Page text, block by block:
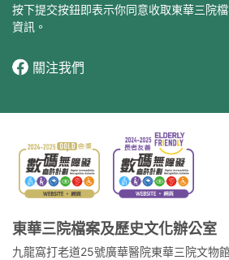
按下提交按鈕即表示你同意收取東華三院
資訊。
關注我們
東華三院檔案及歷史文化辦公室
九龍窩打老道25號廣華醫院東華三院文物